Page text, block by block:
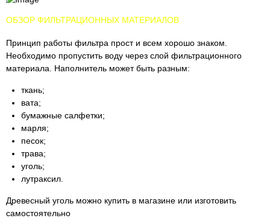
ОБЗОР ФИЛЬТРАЦИОННЫХ МАТЕРИАЛОВ
Принцип работы фильтра прост и всем хорошо знаком.
Необходимо пропустить воду через слой фильтрационного
материала. Наполнитель может быть разным:
ткань;
вата;
бумажные салфетки;
марля;
песок;
трава;
уголь;
лутраксил.
Древесный уголь можно купить в магазине или изготовить
самостоятельно